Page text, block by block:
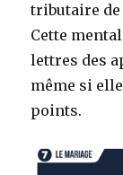
tributaire de
Cette
lettres des
même si
points.